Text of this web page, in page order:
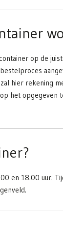
op de
hier rekening
het opgegeven
en 18.00 uur.